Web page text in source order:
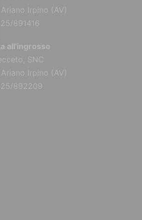
Ariano Irpino (AV)
891416
all'ingrosso
SNC
Irpino (AV)
892209